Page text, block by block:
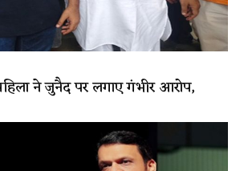
ने जुनैद पर लगाए गंभीर आरोप,